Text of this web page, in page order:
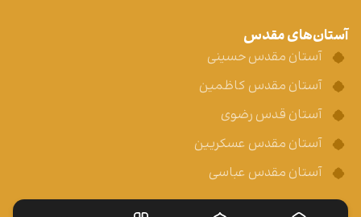
آستان‌های مقدس
آستان مقدس حسینی
آستان مقدس کاظمین
آستان قدس رضوی
آستان مقدس عسکریین
آستان مقدس عباسی